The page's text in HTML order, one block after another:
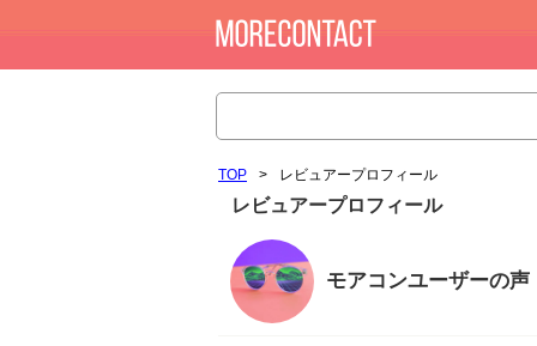
TOP > レビュアープロフィール
レビュアープロフィール
モアコンユーザーの声